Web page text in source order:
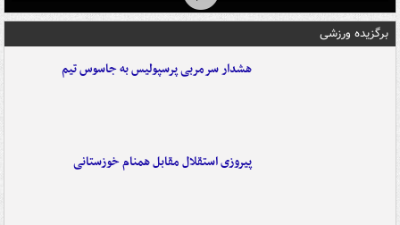
برگزیده ورزشی
هشدار سرمربی پرسپولیس به جاسوس تیم
پیروزی استقلال مقابل همنام خوزستانی